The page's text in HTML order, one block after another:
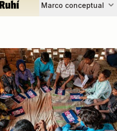
Marco conceptual